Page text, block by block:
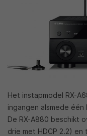
Het instapmodel RX-
ingangen alsmede één
De RX-A880 beschikt
drie met HDCP 2.2)